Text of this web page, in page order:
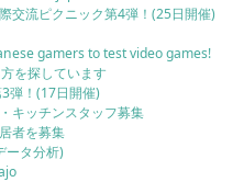
交流ピクニック第4弾！(25日開催)
gamers to test video games!
を探しています
弾！(17日開催)
キッチンスタッフ募集
者を募集
ータ分析)